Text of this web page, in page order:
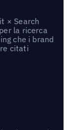
× Search
la ricerca
che i brand
citati